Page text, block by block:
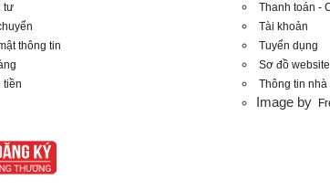
tư
thông tin
tiền
Thanh toán -
Tài khoản
Tuyển dụng
Sơ đồ website
Thông tin nhà
Image by